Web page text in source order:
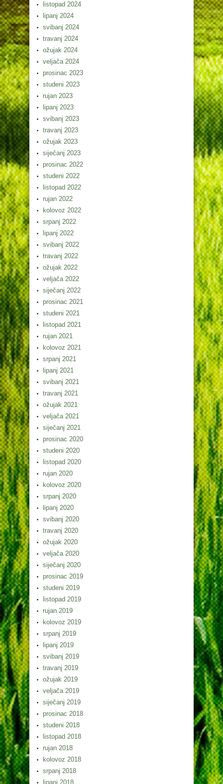
listopad 2024
lipanj 2024
svibanj 2024
travanj 2024
ožujak 2024
veljača 2024
prosinac 2023
studeni 2023
rujan 2023
lipanj 2023
svibanj 2023
travanj 2023
ožujak 2023
siječanj 2023
prosinac 2022
studeni 2022
listopad 2022
rujan 2022
kolovoz 2022
srpanj 2022
lipanj 2022
svibanj 2022
travanj 2022
ožujak 2022
veljača 2022
siječanj 2022
prosinac 2021
studeni 2021
listopad 2021
rujan 2021
kolovoz 2021
srpanj 2021
lipanj 2021
svibanj 2021
travanj 2021
ožujak 2021
veljača 2021
siječanj 2021
prosinac 2020
studeni 2020
listopad 2020
rujan 2020
kolovoz 2020
srpanj 2020
lipanj 2020
svibanj 2020
travanj 2020
ožujak 2020
veljača 2020
siječanj 2020
prosinac 2019
studeni 2019
listopad 2019
rujan 2019
kolovoz 2019
srpanj 2019
lipanj 2019
svibanj 2019
travanj 2019
ožujak 2019
veljača 2019
siječanj 2019
prosinac 2018
studeni 2018
listopad 2018
rujan 2018
kolovoz 2018
srpanj 2018
lipanj 2018